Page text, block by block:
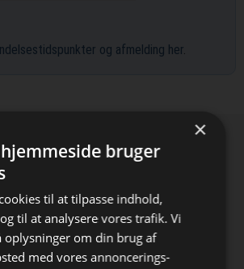
og afmelding her.
×
bruger
til at tilpasse indhold,
til at analysere vores trafik. Vi
oplysninger om din brug af
med vores annoncerings-